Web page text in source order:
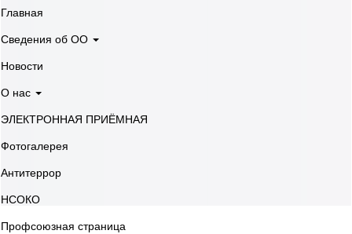
Главная
Сведения об ОО
Новости
О нас
ЭЛЕКТРОННАЯ ПРИЁМНАЯ
Фотогалерея
Антитеррор
НСОКО
Профсоюзная страница